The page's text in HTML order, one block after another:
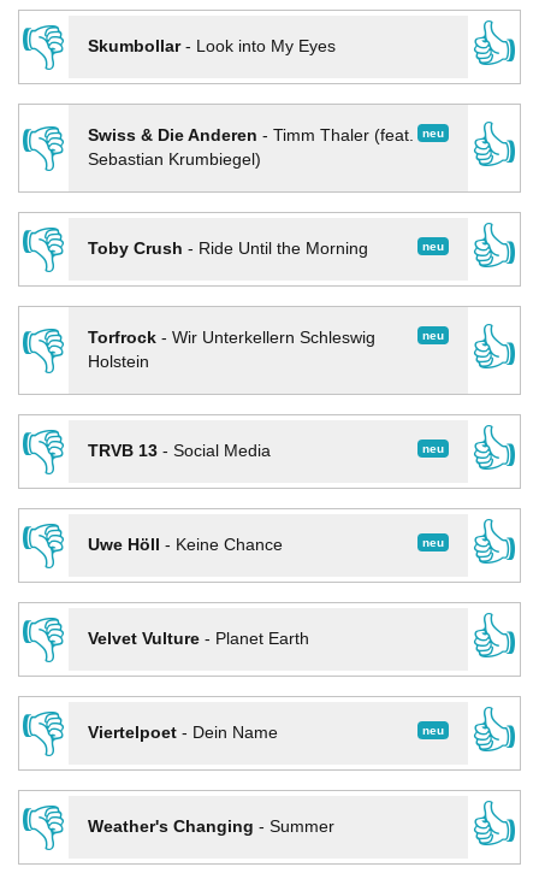
👎
Skumbollar- Look into My Eyes
👍
👎
neu
Swiss & Die Anderen - Timm Thaler (feat.
Sebastian Krumbiegel)
👍
👎
neu
Toby Crush - Ride Until the Morning
👍
👎
neu
Torfrock- Wir Unterkellern Schleswig
Holstein
👍
👎
neu
TRVB 13- Social Media
👍
👎
neu
Uwe Höll - Keine Chance
👍
👎
Velvet Vulture- Planet Earth
👍
👎
neu
Viertelpoet- Dein Name
👍
👎
Weather's Changing - Summer
👍